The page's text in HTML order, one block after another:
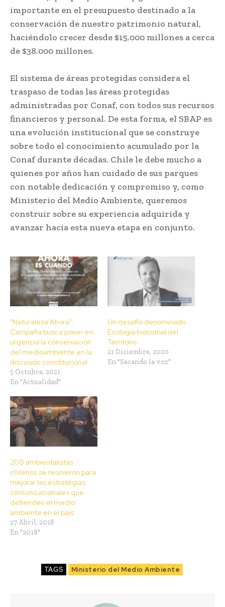
importante en el presupuesto destinado a la
conservación de nuestro patrimonio natural,
haciéndolo crecer desde $15.000 millones a cerca
de $38.000 millones.
El sistema de áreas protegidas considera el
traspaso de todas las áreas protegidas
administradas por Conaf, con todos sus recursos
financieros y personal. De esta forma, el SBAP es
una evolución institucional que se construye
sobre todo el conocimiento acumulado por la
Conaf durante décadas. Chile le debe mucho a
quienes por años han cuidado de sus parques
con notable dedicación y compromiso y, como
Ministerio del Medio Ambiente, queremos
construir sobre su experiencia adquirida y
avanzar hacia esta nueva etapa en conjunto.
“Naturaleza Ahora”:
Campaña busca poner en
urgencia la conservación
del medioambiente en la
discusión constitucional
5 Octubre, 2021
En "Actualidad"
Un desafío denominado
Ecología Industrial del
Territorio
21 Diciembre, 2020
En "Sacando la voz"
200 ambientalistas
chilenos se reunieron para
mejorar las estrategias
comunicacionales que
defienden el medio
ambiente en el país
27 Abril, 2018
En "2018"
TAGS Ministerio del Medio Ambiente